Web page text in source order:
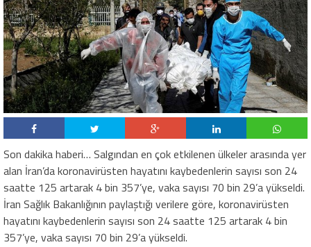
Son dakika haberi… Salgından en çok etkilenen ülkeler arasında yer
alan İran’da koronavirüsten hayatını kaybedenlerin sayısı son 24
saatte 125 artarak 4 bin 357’ye, vaka sayısı 70 bin 29’a yükseldi.
İran Sağlık Bakanlığının paylaştığı verilere göre, koronavirüsten
hayatını kaybedenlerin sayısı son 24 saatte 125 artarak 4 bin
357’ye, vaka sayısı 70 bin 29’a yükseldi.